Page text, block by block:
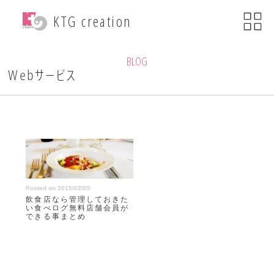
KTG creation
ECサイト制作
ブランディング
・印刷物デザイン
BLOG
Webサービス
Posted on 2015/02/05
飲食店なら管理しておきた
い食べログ無料店舗会員が
できる事まとめ